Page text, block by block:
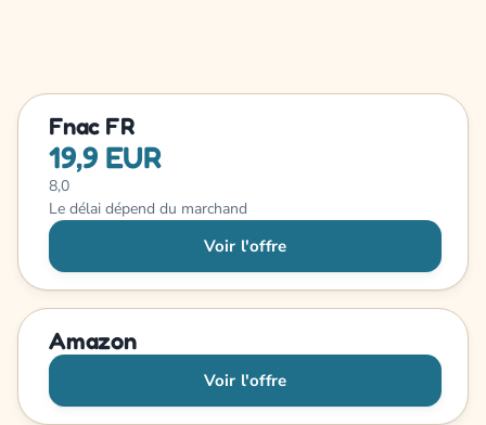
Fnac FR
19,9 EUR
8,0
Le délai dépend du marchand
Voir l'offre
Amazon
Voir l'offre